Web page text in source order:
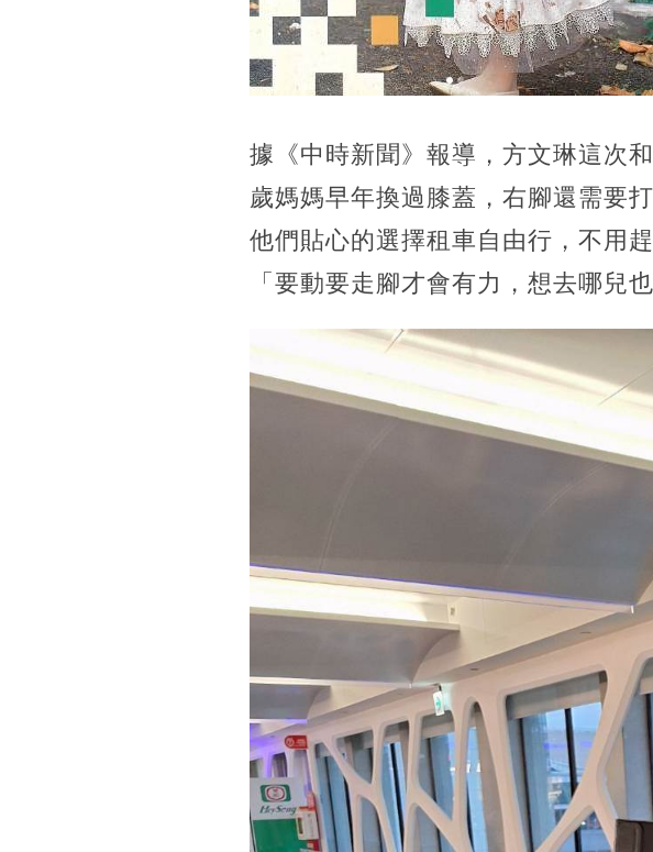
據《中時新聞》報導，方文琳這次
歲媽媽早年換過膝蓋，右腳還需要
他們貼心的選擇租車自由行，不用
「要動要走腳才會有力，想去哪兒